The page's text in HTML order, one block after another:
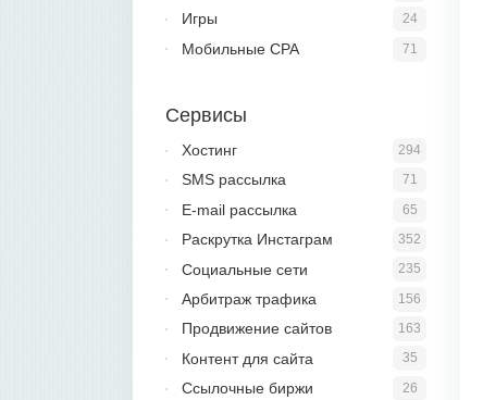
24
Игры
71
Мобильные CPA
Сервисы
294
Хостинг
71
SMS рассылка
65
E-mail рассылка
352
Раскрутка Инстаграм
235
Социальные сети
156
Арбитраж трафика
163
Продвижение сайтов
35
Контент для сайта
26
Ссылочные биржи